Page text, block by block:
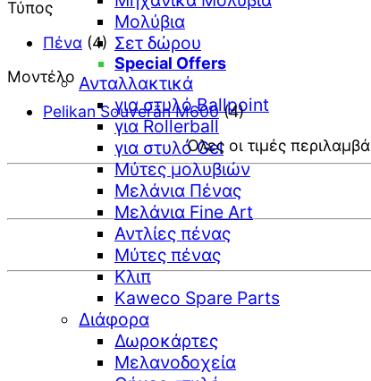
Μολύβια
Σετ δώρου
Special Offers
Ανταλλακτικά
για στυλό Ballpoint
για Rollerball
για στυλό Gel
Μύτες μολυβιών
Μελάνια Πένας
Μελάνια Fine Art
Αντλίες πένας
Μύτες πένας
Κλιπ
Kaweco Spare Parts
Διάφορα
Δωροκάρτες
Μελανοδοχεία
Τύπος
Πένα (4)
Μοντέλο
Pelikan Souverän M600 (4)
Όλες οι τιμές